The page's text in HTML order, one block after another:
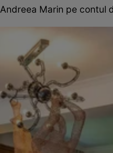
Andreea Marin pe contul